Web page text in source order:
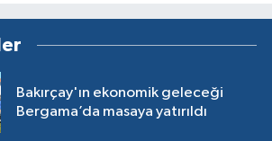
Bakırçay'ın ekonomik geleceği
Bergama’da masaya yatırıldı